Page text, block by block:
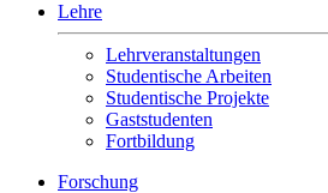
Lehre
Lehrveranstaltungen
Studentische Arbeiten
Studentische Projekte
Gaststudenten
Fortbildung
Forschung